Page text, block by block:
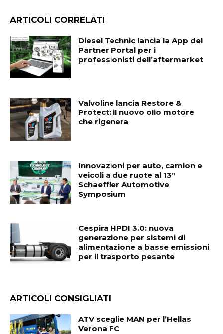
ARTICOLI CORRELATI
Diesel Technic lancia la App del
Partner Portal per i
professionisti dell’aftermarket
Valvoline lancia Restore &
Protect: il nuovo olio motore
che rigenera
Innovazioni per auto, camion e
veicoli a due ruote al 13°
Schaeffler Automotive
Symposium
Cespira HPDI 3.0: nuova
generazione per sistemi di
alimentazione a basse emissioni
per il trasporto pesante
ARTICOLI CONSIGLIATI
ATV sceglie MAN per l’Hellas
Verona FC